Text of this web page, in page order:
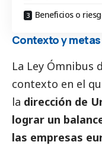
Beneficios o
Contexto y
La Ley Ómnibus
contexto en el
la dirección de
lograr un
las empresas